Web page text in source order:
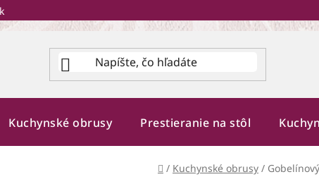
Kuchynské obrusy Prestieranie na stôl
Domov
/ Kuchynské obrusy /